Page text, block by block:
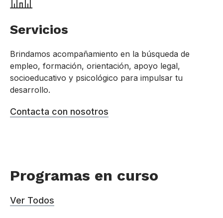
Servicios
Brindamos acompañamiento en la búsqueda de
empleo, formación, orientación, apoyo legal,
socioeducativo y psicológico para impulsar tu
desarrollo.
Contacta con nosotros
Programas en curso
Ver Todos